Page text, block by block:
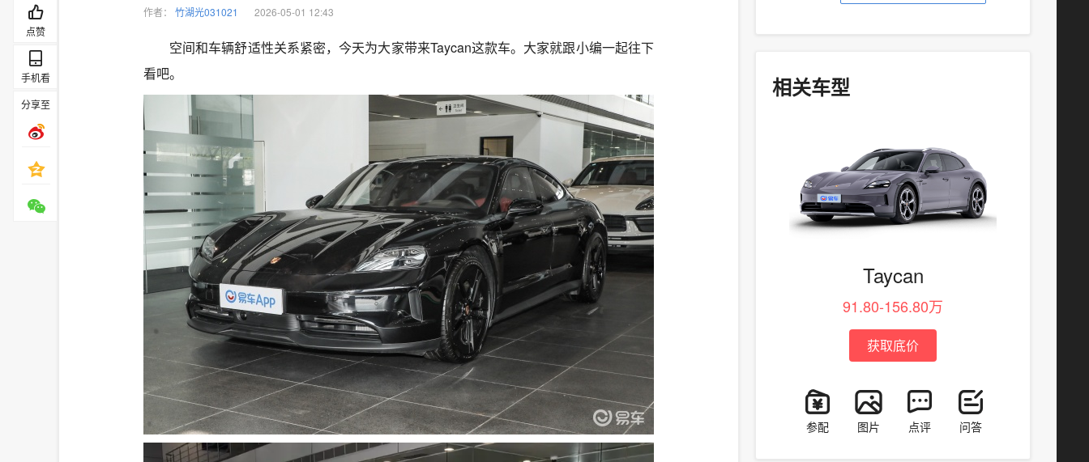
点赞
手机看
分享至
作者： 竹湖光031021 2026-05-01 12:43
空间和车辆舒适性关系紧密，今天为大家带来Taycan这款车。大家就跟小编一起往下
看吧。
相关车型
Taycan
91.80-156.80万
获取底价
参配 图片 点评 问答